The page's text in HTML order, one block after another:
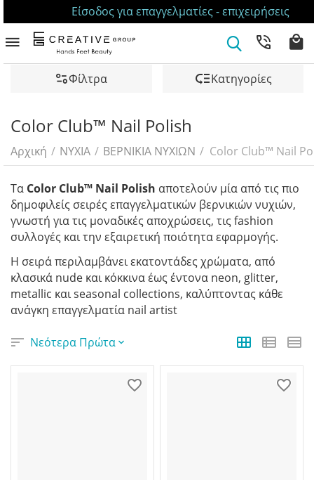
Είσοδος για επαγγελματίες - επιχειρήσεις
Φίλτρα Κατηγορίες
Color Club™ Nail Polish
Αρχική / ΝΥΧΙΑ / ΒΕΡΝΙΚΙΑ ΝΥΧΙΩΝ / Color Club™ Nail
Τα Color Club™ Nail Polish αποτελούν μία από τις πιο
δημοφιλείς σειρές επαγγελματικών βερνικιών νυχιών,
γνωστή για τις μοναδικές αποχρώσεις, τις fashion
συλλογές και την εξαιρετική ποιότητα εφαρμογής.
Η σειρά περιλαμβάνει εκατοντάδες χρώματα, από
κλασικά nude και κόκκινα έως έντονα neon, glitter,
metallic και seasonal collections, καλύπτοντας κάθε
ανάγκη επαγγελματία nail artist
Νεότερα Πρώτα